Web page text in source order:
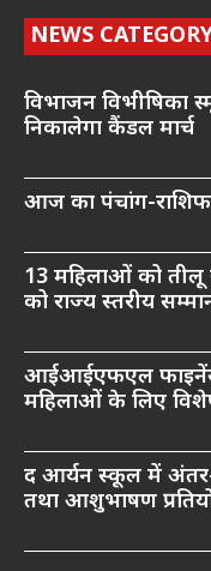
NEWS
विभाजन विभीषिका
निकालेगा कैंडल मार्च
आज का पंचांग-
13 महिलाओं को तीलू
को राज्य स्तरीय
आईआईएफएल फाइनेंस
महिलाओं के लिए
द आर्यन स्कूल में अंतर-
तथा आशुभाषण